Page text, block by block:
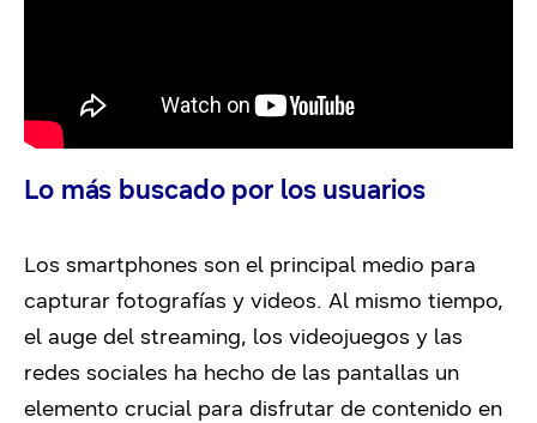
Lo más buscado por los usuarios
Los smartphones son el principal medio para
capturar fotografías y videos. Al mismo tiempo,
el auge del streaming, los videojuegos y las
redes sociales ha hecho de las pantallas un
elemento crucial para disfrutar de contenido en